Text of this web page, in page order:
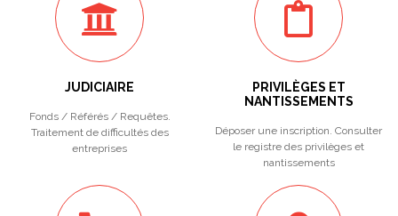
JUDICIAIRE
Fonds / Référés / Requêtes.
Traitement de difficultés des
entreprises
PRIVILÈGES ET
NANTISSEMENTS
Déposer une inscription. Consulter
le registre des privilèges et
nantissements